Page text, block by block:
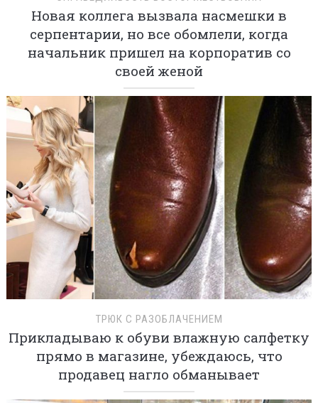
Новая коллега вызвала насмешки в
серпентарии, но все обомлели, когда
начальник пришел на корпоратив со
своей женой
ТРЮК С РАЗОБЛАЧЕНИЕМ
Прикладываю к обуви влажную салфетку
прямо в магазине, убеждаюсь, что
продавец нагло обманывает